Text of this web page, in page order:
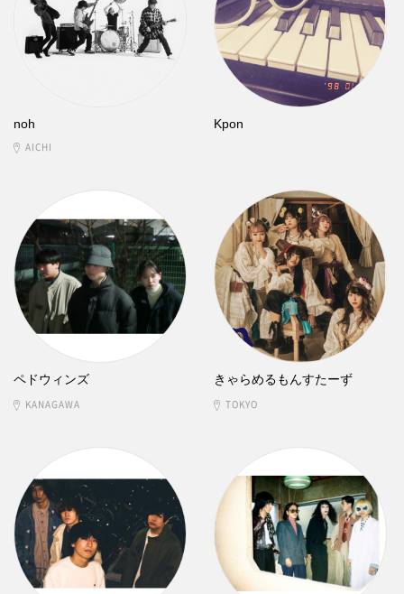
noh
AICHI
Kpon
ペドウィンズ
KANAGAWA
きゃらめるもんすたーず
TOKYO